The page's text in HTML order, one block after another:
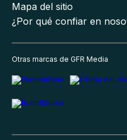
Mapa del sitio
¿Por qué confiar en
Otras marcas de GFR Media